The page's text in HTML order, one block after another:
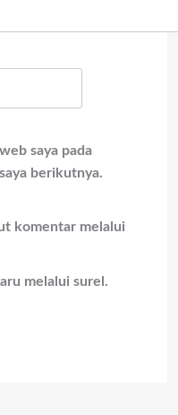
saya pada
berikutnya.
komentar melalui
melalui surel.